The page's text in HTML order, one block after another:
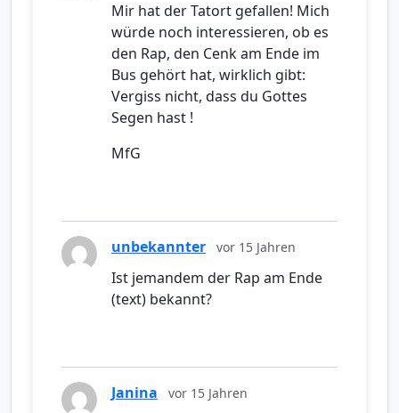
Mir hat der Tatort gefallen! Mich
würde noch interessieren, ob es
den Rap, den Cenk am Ende im
Bus gehört hat, wirklich gibt:
Vergiss nicht, dass du Gottes
Segen hast !
MfG
unbekannter vor 15 Jahren
Ist jemandem der Rap am Ende
(text) bekannt?
Janina vor 15 Jahren